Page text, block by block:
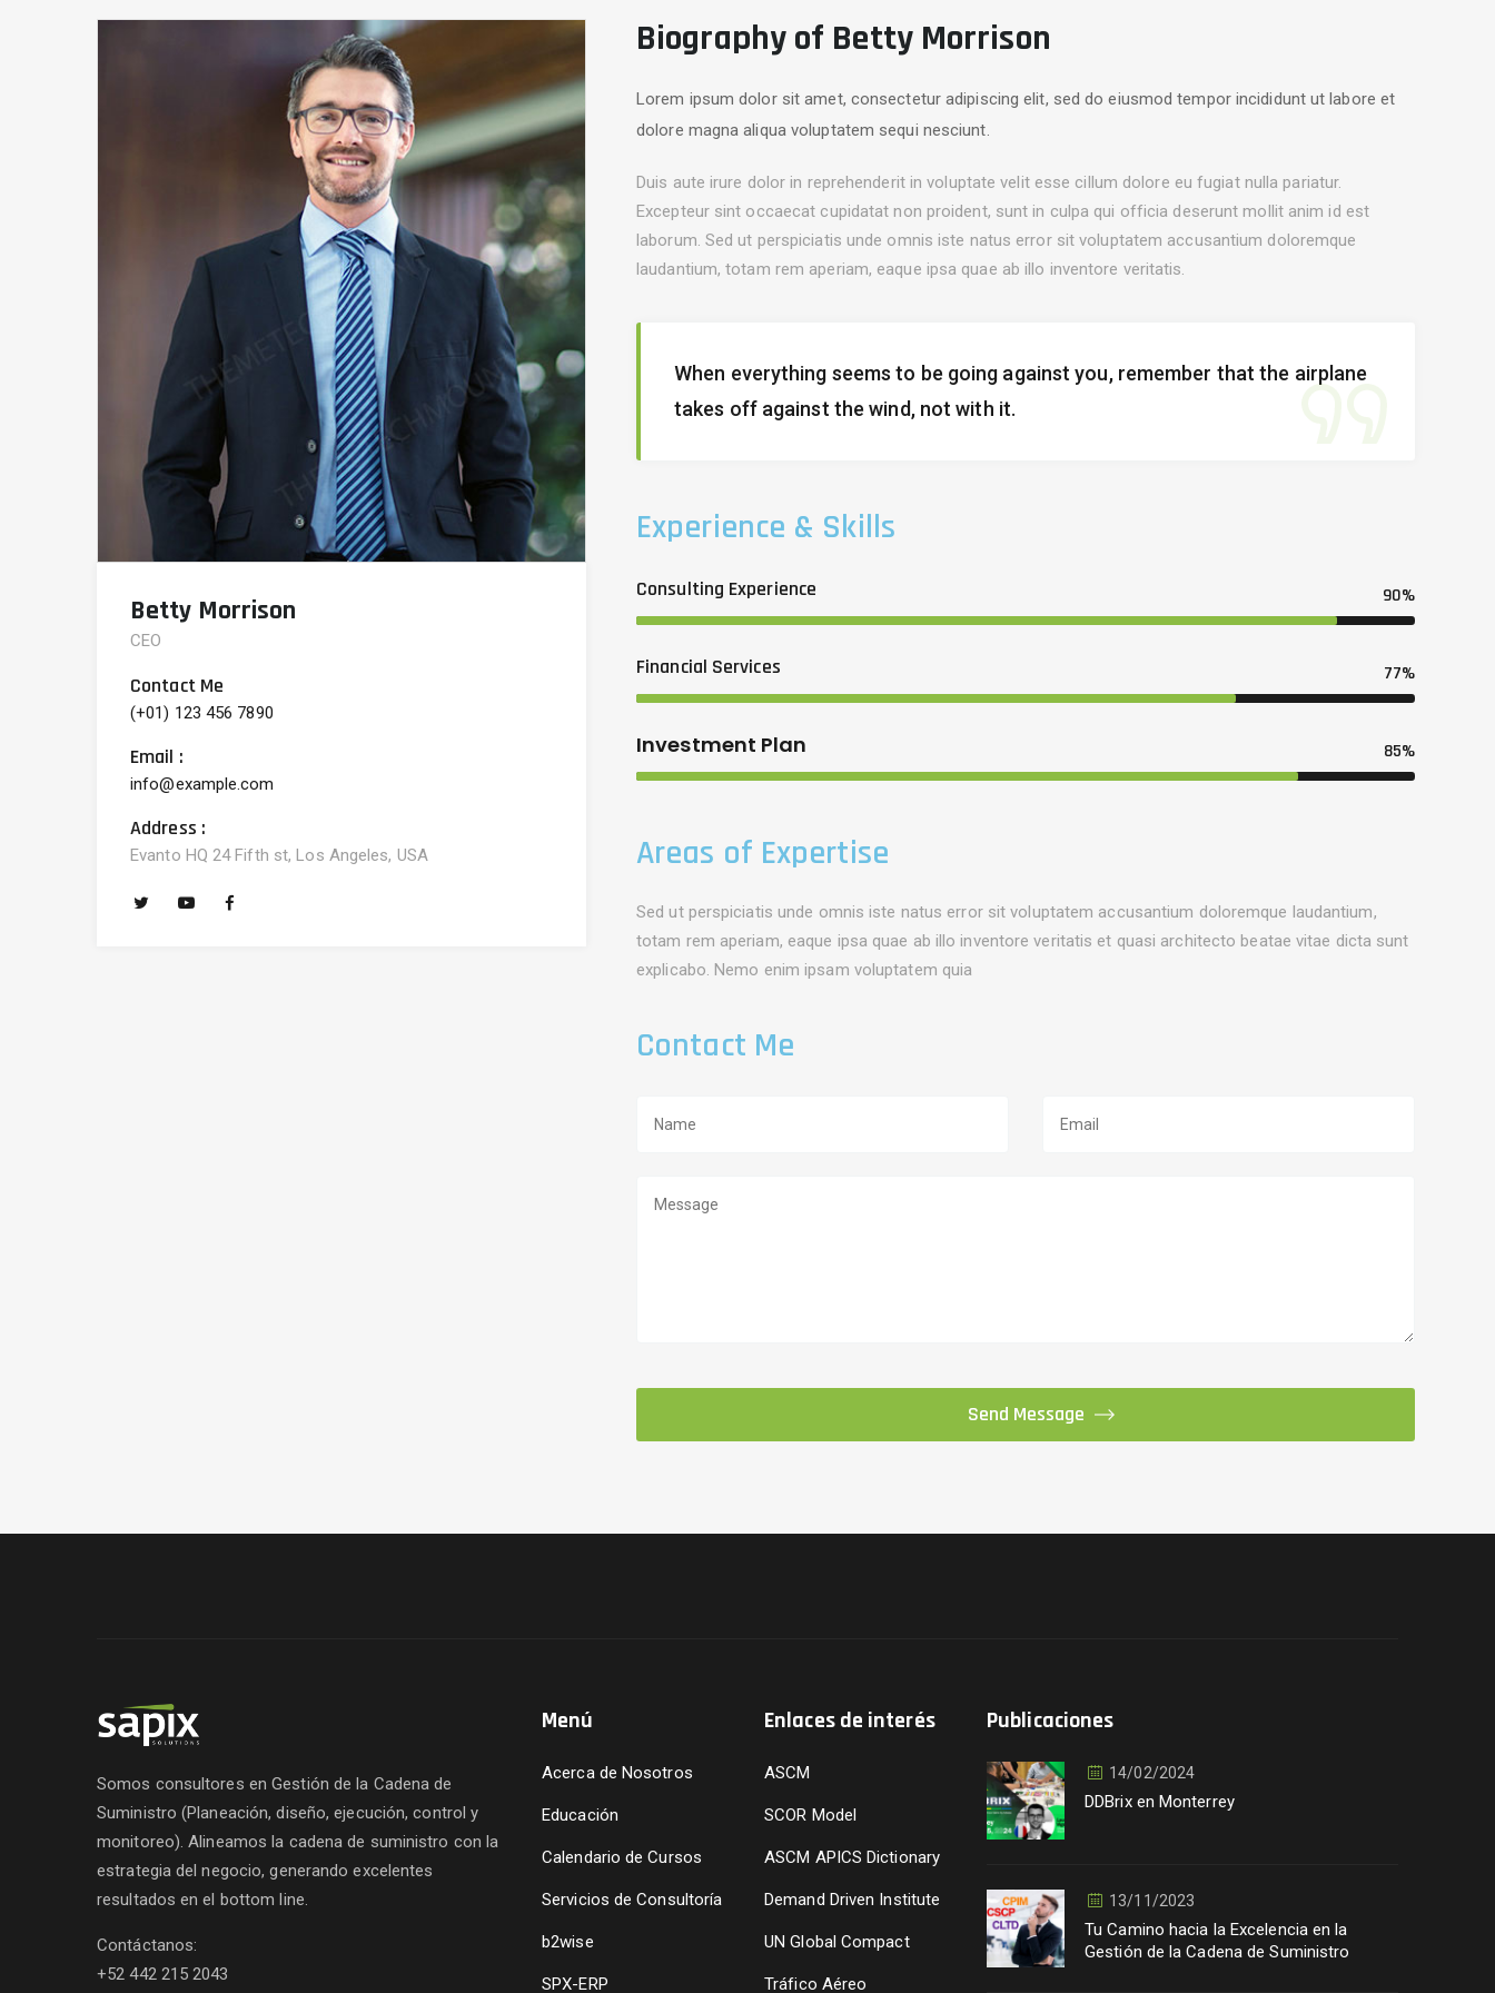
Betty Morrison
CEO
Contact Me
(+01) 123 456 7890
Email :
info@example.com
Address :
Evanto HQ 24 Fifth st, Los Angeles, USA
Biography of Betty Morrison
Lorem ipsum dolor sit amet, consectetur adipiscing elit, sed do eiusmod tempor incididunt ut labore et
dolore magna aliqua voluptatem sequi nesciunt.
Duis aute irure dolor in reprehenderit in voluptate velit esse cillum dolore eu fugiat nulla pariatur.
Excepteur sint occaecat cupidatat non proident, sunt in culpa qui officia deserunt mollit anim id est
laborum. Sed ut perspiciatis unde omnis iste natus error sit voluptatem accusantium doloremque
laudantium, totam rem aperiam, eaque ipsa quae ab illo inventore veritatis.
When everything seems to be going against you, remember that the airplane
takes off against the wind, not with it.
Experience & Skills
Consulting Experience 90%
Financial Services 77%
Investment Plan 85%
Areas of Expertise
Sed ut perspiciatis unde omnis iste natus error sit voluptatem accusantium doloremque laudantium,
totam rem aperiam, eaque ipsa quae ab illo inventore veritatis et quasi architecto beatae vitae dicta sunt
explicabo. Nemo enim ipsam voluptatem quia
Contact Me
Somos consultores en Gestión de la Cadena de
Suministro (Planeación, diseño, ejecución, control y
monitoreo). Alineamos la cadena de suministro con la
estrategia del negocio, generando excelentes
resultados en el bottom line.
Contáctanos:
+52 442 215 2043
Menú
Acerca de Nosotros
Educación
Calendario de Cursos
Servicios de Consultoría
b2wise
SPX-ERP
Enlaces de interés
ASCM
SCOR Model
ASCM APICS Dictionary
Demand Driven Institute
UN Global Compact
Tráfico Aéreo
Publicaciones
14/02/2024
DDBrix en Monterrey
13/11/2023
Tu Camino hacia la Excelencia en la
Gestión de la Cadena de Suministro